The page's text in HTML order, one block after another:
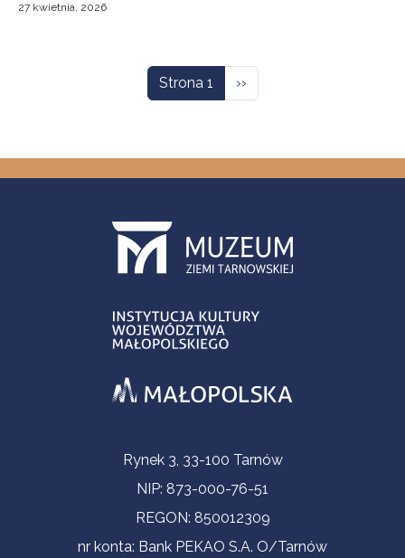
27 kwietnia, 2026
Strona 1 Następna strona
››
Informacje kontaktoweRynek 3, 33-100 Tarnów
NIP: 873-000-76-51
REGON: 850012309
nr konta: Bank PEKAO S.A. O/Tarnów